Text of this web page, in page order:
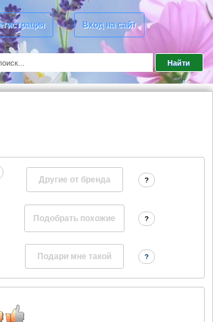
Вход на сайт
Другие от бренда ?
?
?